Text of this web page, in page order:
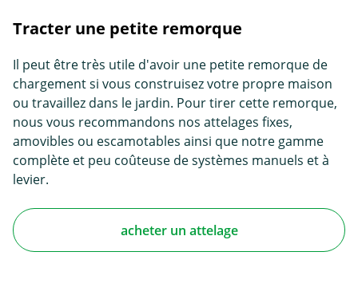
Tracter une petite remorque
Il peut être très utile d'avoir une petite remorque de
chargement si vous construisez votre propre maison
ou travaillez dans le jardin. Pour tirer cette remorque,
nous vous recommandons nos attelages fixes,
amovibles ou escamotables ainsi que notre gamme
complète et peu coûteuse de systèmes manuels et à
levier.
acheter un attelage